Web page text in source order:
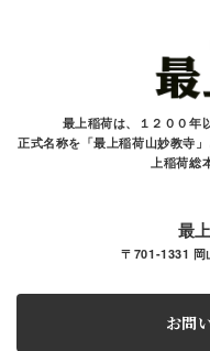
最上稲荷は、１２００年
正式名称を「最上稲荷山妙教寺
上稲荷総
最
〒701-1331 岡
お問